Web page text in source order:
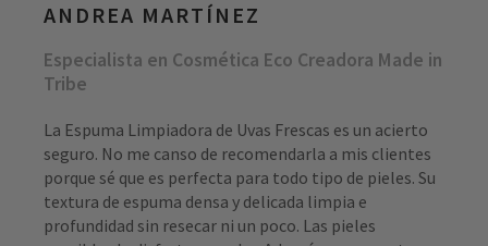
ANDREA MARTÍNEZ
Especialista en Cosmética Eco Creadora Made in
Tribe
La Espuma Limpiadora de Uvas Frescas es un acierto
seguro. No me canso de recomendarla a mis clientes
porque sé que es perfecta para todo tipo de pieles. Su
textura de espuma densa y delicada limpia e
profundidad sin resecar ni un poco. Las pieles